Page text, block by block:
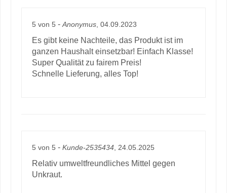
5 von 5 - Anonymus , 04.09.2023
Es gibt keine Nachteile, das Produkt ist im
ganzen Haushalt einsetzbar! Einfach Klasse!
Super Qualität zu fairem Preis!
Schnelle Lieferung, alles Top!
5 von 5 - Kunde-2535434 , 24.05.2025
Relativ umweltfreundliches Mittel gegen
Unkraut.